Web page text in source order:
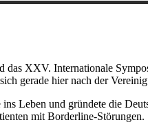
das XXV. Internationale
gerade hier nach der
Leben und gründete die
mit Borderline-Störungen.